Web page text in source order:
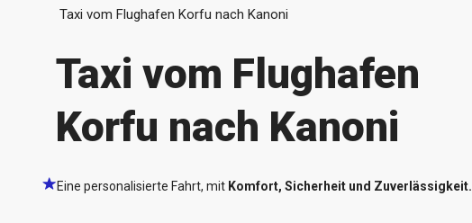
Taxi vom Flughafen Korfu nach Kanoni
Taxi vom Flughafen
Korfu nach Kanoni
Eine personalisierte Fahrt, mit Komfort, Sicherheit und Zuverlässigkeit.